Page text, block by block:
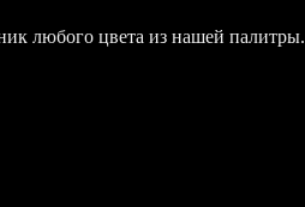
любого цвета из нашей палитры.